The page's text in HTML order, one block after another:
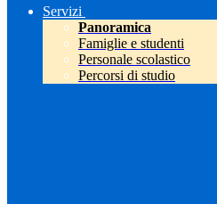
Servizi
Panoramica
Famiglie e studenti
Personale scolastico
Percorsi di studio